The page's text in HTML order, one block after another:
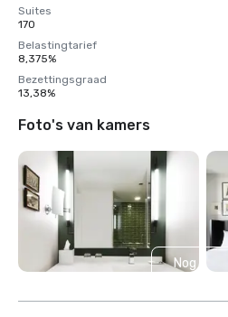
Suites
170
Belastingtarief
8,375%
Bezettingsgraad
13,38%
Foto's van kamers
Nog 3